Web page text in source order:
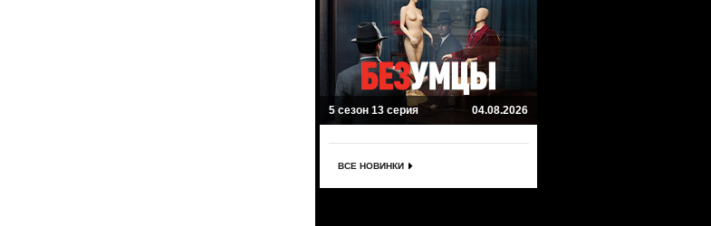
5 сезон 13 серия 04.08.2026
ВСЕ НОВИНКИ